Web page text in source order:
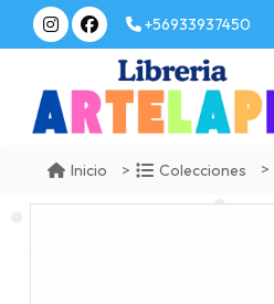
+56933937450
Inicio Colecciones